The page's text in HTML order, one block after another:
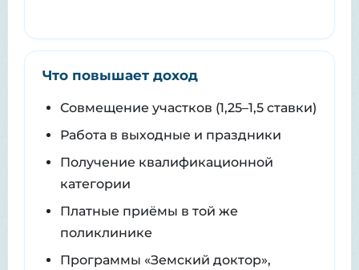
Что повышает доход
Совмещение участков (1,25–1,5 ставки)
Работа в выходные и праздники
Получение квалификационной
категории
Платные приёмы в той же
поликлинике
Программы «Земский доктор»,